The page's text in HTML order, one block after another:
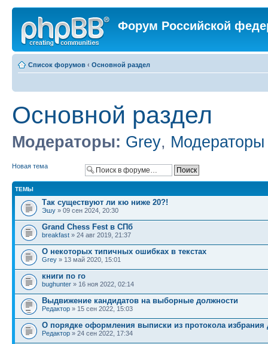
Форум Российской
Список форумов ‹ Основной раздел
Основной раздел
Модераторы: Grey,
Новая тема
ТЕМЫ
Так существуют ли кю ниже 20?!
Эшу » 09 сен 2024, 20:30
Grand Chess Fest в СПб
breakfast » 24 авг 2019, 21:37
О некоторых типичных ошибках в текстах
Grey » 13 май 2020, 15:01
книги по го
bughunter » 16 ноя 2022, 02:14
Выдвижение кандидатов на выборные должности
Редактор » 15 сен 2022, 15:03
О порядке оформления выписки из протокола избрания
Редактор » 24 сен 2022, 17:34